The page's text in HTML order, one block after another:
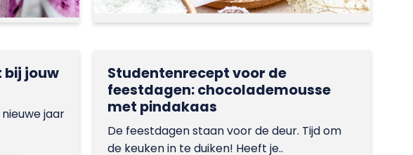
bij jouw
jaar
Studentenrecept voor de
feestdagen: chocolademousse
met pindakaas
De feestdagen staan voor de deur. Tijd om
de keuken in te duiken! Heeft je..